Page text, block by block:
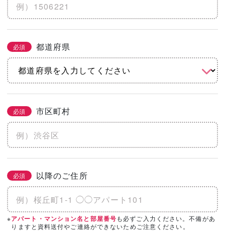
必須 都道府県
必須 市区町村
必須 以降のご住所
※アパート・マンション名と部屋番号も必ずご入力ください。不備があ
りますと資料送付やご連絡ができないためご注意ください。